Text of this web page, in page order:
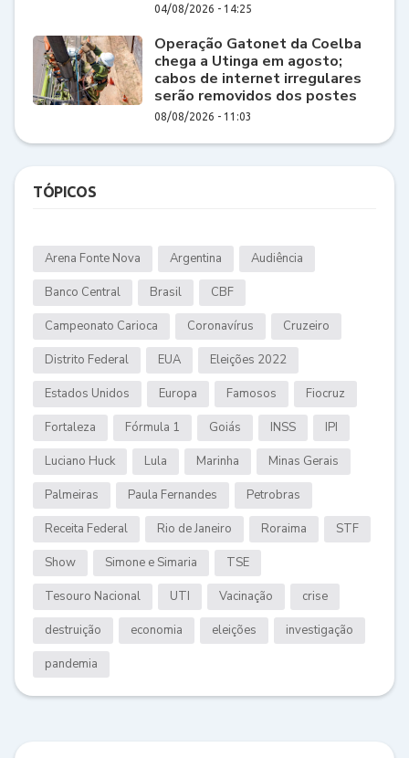
04/08/2026 - 14:25
Operação Gatonet da Coelba
chega a Utinga em agosto;
cabos de internet irregulares
serão removidos dos postes
08/08/2026 - 11:03
TÓPICOS
Arena Fonte Nova Argentina Audiência
Banco Central Brasil CBF
Campeonato Carioca Coronavírus Cruzeiro
Distrito Federal EUA Eleições 2022
Estados Unidos Europa Famosos Fiocruz
Fortaleza Fórmula 1 Goiás INSS IPI
Luciano Huck Lula Marinha Minas Gerais
Palmeiras Paula Fernandes Petrobras
Receita Federal Rio de Janeiro Roraima STF
Show Simone e Simaria TSE
Tesouro Nacional UTI Vacinação crise
destruição economia eleições investigação
pandemia